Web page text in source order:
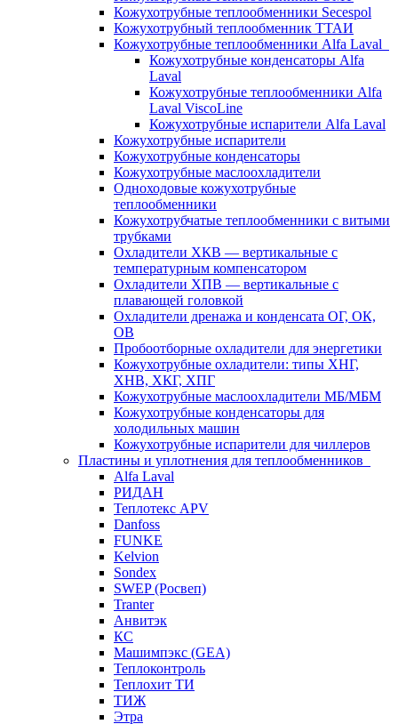
Кожухотрубные теплообменники Secespol
Кожухотрубный теплообменник ТТАИ
Кожухотрубные теплообменники Alfa Laval
Кожухотрубные конденсаторы Alfa
Laval
Кожухотрубные теплообменники Alfa
Laval ViscoLine
Кожухотрубные испарители Alfa Laval
Кожухотрубные испарители
Кожухотрубные конденсаторы
Кожухотрубные маслоохладители
Одноходовые кожухотрубные
теплообменники
Кожухотрубчатые теплообменники с витыми
трубками
Охладители ХКВ — вертикальные с
температурным компенсатором
Охладители ХПВ — вертикальные с
плавающей головкой
Охладители дренажа и конденсата ОГ, ОК,
ОВ
Пробоотборные охладители для энергетики
Кожухотрубные охладители: типы ХНГ,
ХНВ, ХКГ, ХПГ
Кожухотрубные маслоохладители МБ/МБМ
Кожухотрубные конденсаторы для
холодильных машин
Кожухотрубные испарители для чиллеров
Пластины и уплотнения для теплообменников
Alfa Laval
РИДАН
Теплотекс APV
Danfoss
FUNKE
Kelvion
Sondex
SWEP (Росвеп)
Tranter
Анвитэк
КС
Машимпэкс (GEA)
Теплоконтроль
Теплохит ТИ
ТИЖ
Этра